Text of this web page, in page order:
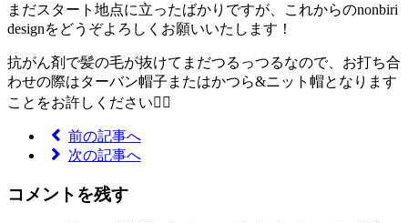
まだスタート地点に立ったばかりですが、これからのnonbiri
designをどうぞよろしくお願いいたします！
抗がん剤で髪の毛が抜けてまだつるっつるなので、お打ち合
わせの際はターバン帽子またはかつら&ニット帽となります
ことをお許しください🙇‍♀️
前の記事へ
次の記事へ
コメントを残す